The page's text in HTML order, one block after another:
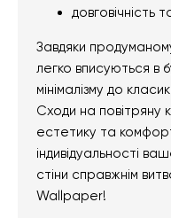
довговічність
Завдяки
легко вписуються в
мінімалізму до
Сходи на повітряну
естетику та
індивідуальності
стіни справжнім
Wallpaper!